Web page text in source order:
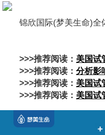
锦欣国际(梦美生命)全
>>>推荐阅读： 美国试
>>>推荐阅读： 分析影
>>>推荐阅读： 美国试
>>>推荐阅读： 美国试